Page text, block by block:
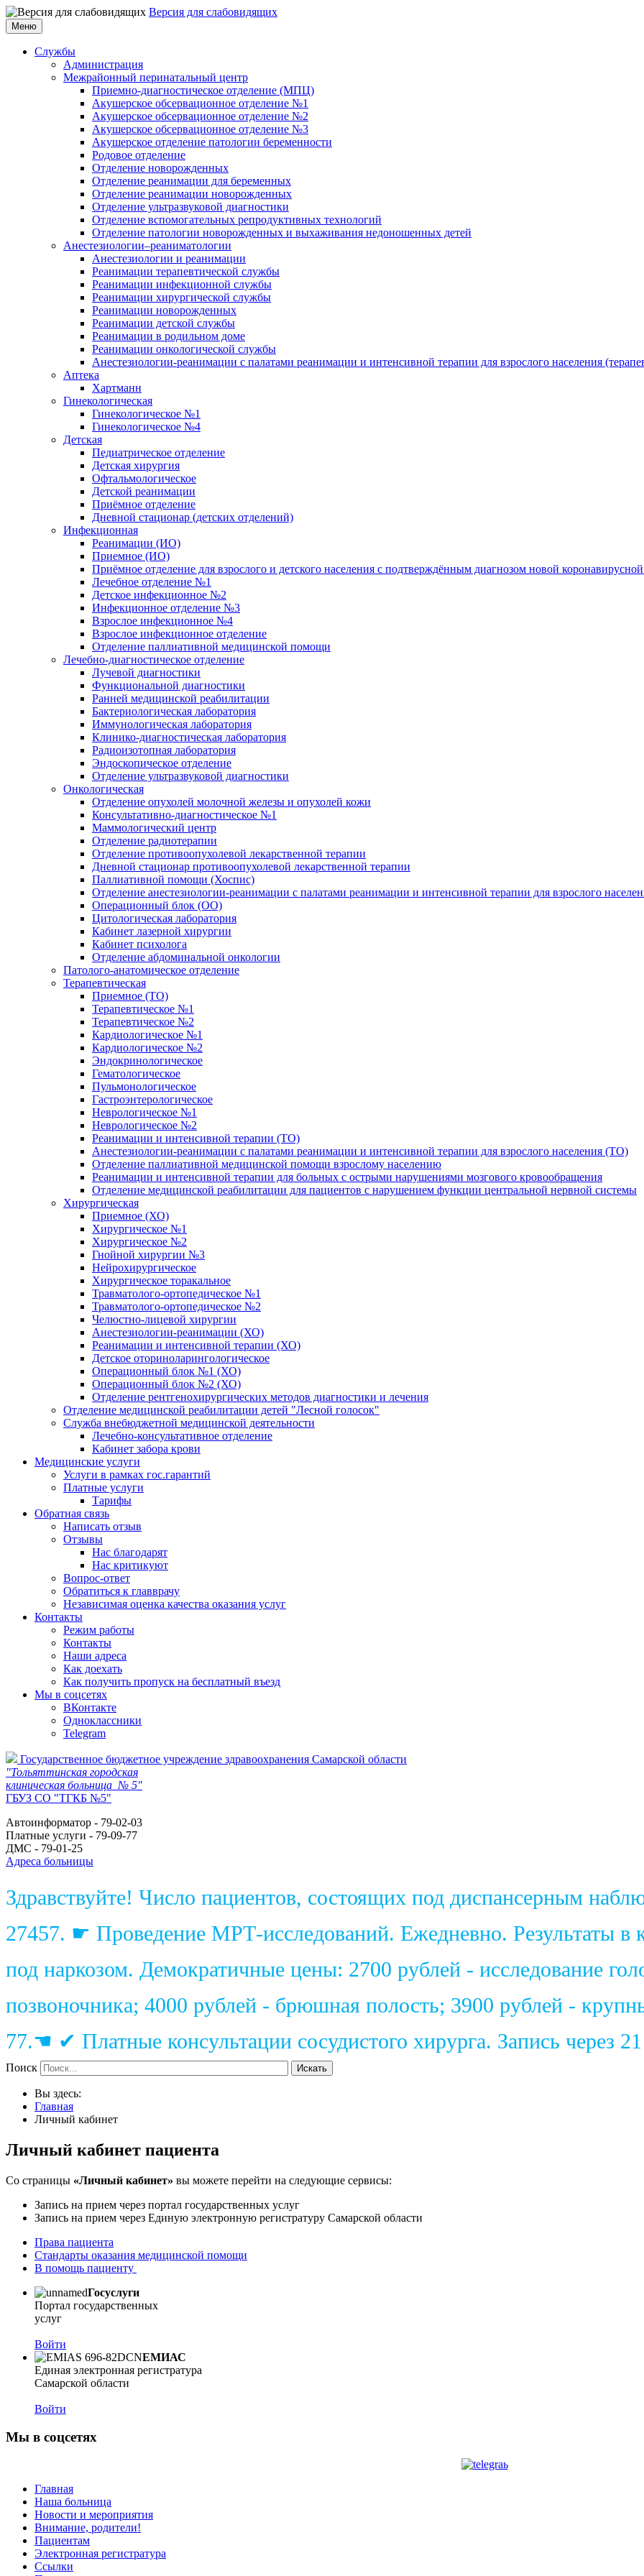
Версия для слабовидящих
Меню
Службы
Администрация
Межрайонный перинатальный центр
Приемно-диагностическое отделение (МПЦ)
Акушерское обсервационное отделение №1
Акушерское обсервационное отделение №2
Акушерское обсервационное отделение №3
Акушерское отделение патологии беременности
Родовое отделение
Отделение новорожденных
Отделение реанимации для беременных
Отделение реанимации новорожденных
Отделение ультразвуковой диагностики
Отделение вспомогательных репродуктивных технологий
Отделение патологии новорожденных и выхаживания недоношенных детей
Анестезиологии–реаниматологии
Анестезиологии и реанимации
Реанимации терапевтической службы
Реанимации инфекционной службы
Реанимации хирургической службы
Реанимации новорожденных
Реанимации детской службы
Реанимации в родильном доме
Реанимации онкологической службы
Анестезиологии-реанимации с палатами реанимации и интенсивной терапии для взрослого населения
Аптека
Хартманн
Гинекологическая
Гинекологическое №1
Гинекологическое №4
Детская
Педиатрическое отделение
Детская хирургия
Офтальмологическое
Детской реанимации
Приёмное отделение
Дневной стационар (детских отделений)
Инфекционная
Реанимации (ИО)
Приемное (ИО)
Приёмное отделение для взрослого и детского населения с подтверждённым диагнозом новой
Лечебное отделение №1
Детское инфекционное №2
Инфекционное отделение №3
Взрослое инфекционное №4
Взрослое инфекционное отделение
Отделение паллиативной медицинской помощи
Лечебно-диагностическое отделение
Лучевой диагностики
Функциональной диагностики
Ранней медицинской реабилитации
Бактериологическая лаборатория
Иммунологическая лаборатория
Клинико-диагностическая лаборатория
Радиоизотопная лаборатория
Эндоскопическое отделение
Отделение ультразвуковой диагностики
Онкологическая
Отделение опухолей молочной железы и опухолей кожи
Консультативно-диагностическое №1
Маммологический центр
Отделение радиотерапии
Отделение противоопухолевой лекарственной терапии
Дневной стационар противоопухолевой лекарственной терапии
Паллиативной помощи (Хоспис)
Отделение анестезиологии-реанимации с палатами реанимации и интенсивной терапии для взрослого
Операционный блок (ОО)
Цитологическая лаборатория
Кабинет лазерной хирургии
Кабинет психолога
Отделение абдоминальной онкологии
Патолого-анатомическое отделение
Терапевтическая
Приемное (ТО)
Терапевтическое №1
Терапевтическое №2
Кардиологическое №1
Кардиологическое №2
Эндокринологическое
Гематологическое
Пульмонологическое
Гастроэнтерологическое
Неврологическое №1
Неврологическое №2
Реанимации и интенсивной терапии (ТО)
Анестезиологии-реанимации с палатами реанимации и интенсивной терапии для взрослого населения (ТО)
Отделение паллиативной медицинской помощи взрослому населению
Реанимации и интенсивной терапии для больных с острыми нарушениями мозгового кровообращения
Отделение медицинской реабилитации для пациентов с нарушением функции центральной нервной системы
Хирургическая
Приемное (ХО)
Хирургическое №1
Хирургическое №2
Гнойной хирургии №3
Нейрохирургическое
Хирургическое торакальное
Травматолого-ортопедическое №1
Травматолого-ортопедическое №2
Челюстно-лицевой хирургии
Анестезиологии-реанимации (ХО)
Реанимации и интенсивной терапии (ХО)
Детское оториноларингологическое
Операционный блок №1 (ХО)
Операционный блок №2 (ХО)
Отделение рентгенохирургических методов диагностики и лечения
Отделение медицинской реабилитации детей "Лесной голосок"
Служба внебюджетной медицинской деятельности
Лечебно-консультативное отделение
Кабинет забора крови
Медицинские услуги
Услуги в рамках гос.гарантий
Платные услуги
Тарифы
Обратная связь
Написать отзыв
Отзывы
Нас благодарят
Нас критикуют
Вопрос-ответ
Обратиться к главврачу
Независимая оценка качества оказания услуг
Контакты
Режим работы
Контакты
Наши адреса
Как доехать
Как получить пропуск на бесплатный въезд
Мы в соцсетях
ВКонтакте
Одноклассники
Telegram
Государственное бюджетное учреждение здравоохранения Самарской области
"Тольяттинская городская
клиническая больница № 5"
ГБУЗ СО "ТГКБ №5"
Автоинформатор - 79-02-03
Платные услуги - 79-09-77
ДМС - 79-01-25
Адреса больницы
Здравствуйте! Число пациентов, состоящих под диспансерным
27457. ☛ Проведение МРТ-исследований. Ежедневно. Результаты в
под наркозом. Демократичные цены: 2700 рублей - исследование
позвоночника; 4000 рублей - брюшная полость; 3900 рублей -
77.☚ ✔ Платные консультации сосудистого хирурга. Запись через
Поиск Искать
Вы здесь:
Главная
Личный кабинет
Личный кабинет пациента
Со страницы «Личный кабинет» вы можете перейти на следующие сервисы:
Запись на прием через портал государственных услуг
Запись на прием через Единую электронную регистратуру Самарской области
Права пациента
Стандарты оказания медицинской помощи
В помощь пациенту
Госуслуги
Портал государственных
услуг
Войти
ЕМИАС
Единая электронная регистратура
Самарской области
Войти
Мы в соцсетях
Главная
Наша больница
Новости и мероприятия
Внимание, родители!
Пациентам
Электронная регистратура
Ссылки